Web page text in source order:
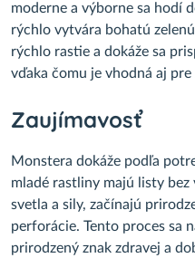
moderne a výborne sa hodí
rýchlo vytvára bohatú
rýchlo rastie a dokáže sa
vďaka čomu je vhodná aj
Zaujímavosť
Monstera dokáže podľa
mladé rastliny majú listy bez
svetla a sily, začínajú
perforácie. Tento proces sa
prirodzený znak zdravej a